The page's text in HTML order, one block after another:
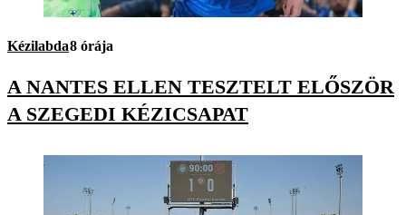
Kézilabda8 órája
A NANTES ELLEN TESZTELT ELŐSZÖR
A SZEGEDI KÉZICSAPAT